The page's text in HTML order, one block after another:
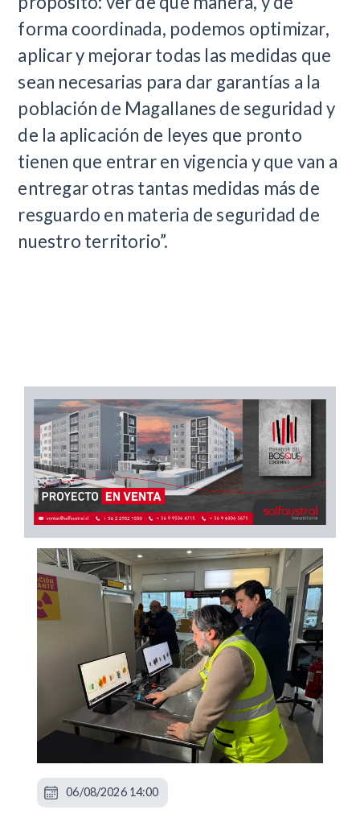
forma coordinada, podemos optimizar,
aplicar y mejorar todas las medidas que
sean necesarias para dar garantías a la
población de Magallanes de seguridad y
de la aplicación de leyes que pronto
tienen que entrar en vigencia y que van a
entregar otras tantas medidas más de
resguardo en materia de seguridad de
nuestro territorio”.
06/08/2026 14:00